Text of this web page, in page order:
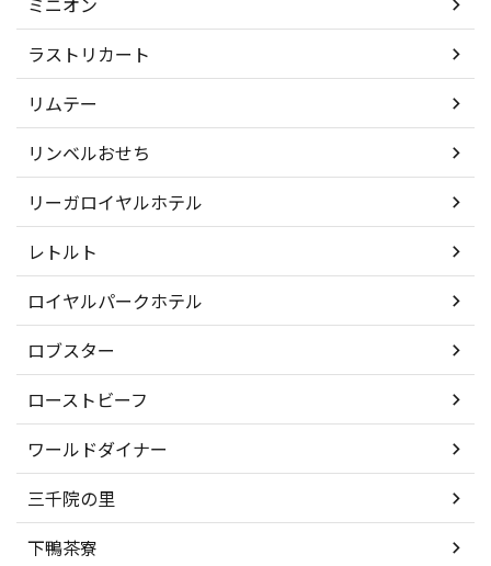
ラストリカート
リムテー
リンベルおせち
リーガロイヤルホテル
レトルト
ロイヤルパークホテル
ロブスター
ローストビーフ
ワールドダイナー
三千院の里
下鴨茶寮